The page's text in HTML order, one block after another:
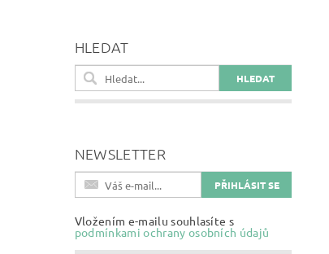
HLEDAT
NEWSLETTER
Vložením e-mailu souhlasíte s
podmínkami ochrany osobních údajů